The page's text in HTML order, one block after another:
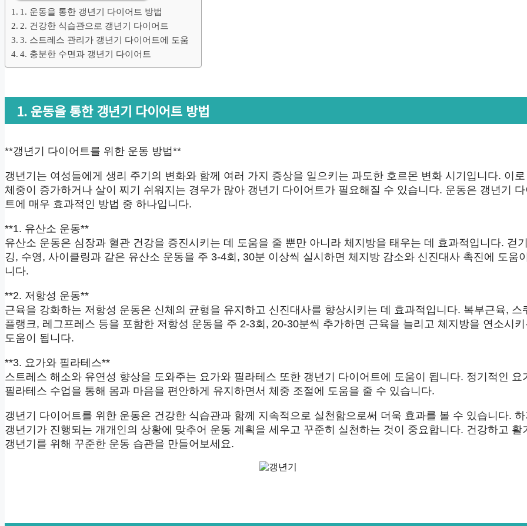
1. 운동을 통한 갱년기 다이어트 방법
2. 건강한 식습관으로 갱년기 다이어트
3. 스트레스 관리가 갱년기 다이어트에 도움
4. 충분한 수면과 갱년기 다이어트
1. 운동을 통한 갱년기 다이어트 방법
**갱년기 다이어트를 위한 운동 방법**
갱년기는 여성들에게 생리 주기의 변화와 함께 여러 가지 증상을 일으키는 과도한 호르몬 변화 시기입니다. 이로
체중이 증가하거나 살이 찌기 쉬워지는 경우가 많아 갱년기 다이어트가 필요해질 수 있습니다. 운동은 갱년기 다
트에 매우 효과적인 방법 중 하나입니다.
**1. 유산소 운동**
유산소 운동은 심장과 혈관 건강을 증진시키는 데 도움을 줄 뿐만 아니라 체지방을 태우는 데 효과적입니다. 걷
깅, 수영, 사이클링과 같은 유산소 운동을 주 3-4회, 30분 이상씩 실시하면 체지방 감소와 신진대사 촉진에 도움
니다.
**2. 저항성 운동**
근육을 강화하는 저항성 운동은 신체의 균형을 유지하고 신진대사를 향상시키는 데 효과적입니다. 복부근육, 스
플랭크, 레그프레스 등을 포함한 저항성 운동을 주 2-3회, 20-30분씩 추가하면 근육을 늘리고 체지방을 연소시키
도움이 됩니다.
**3. 요가와 필라테스**
스트레스 해소와 유연성 향상을 도와주는 요가와 필라테스 또한 갱년기 다이어트에 도움이 됩니다. 정기적인 요
필라테스 수업을 통해 몸과 마음을 편안하게 유지하면서 체중 조절에 도움을 줄 수 있습니다.
갱년기 다이어트를 위한 운동은 건강한 식습관과 함께 지속적으로 실천함으로써 더욱 효과를 볼 수 있습니다.
갱년기가 진행되는 개개인의 상황에 맞추어 운동 계획을 세우고 꾸준히 실천하는 것이 중요합니다. 건강하고 활
갱년기를 위해 꾸준한 운동 습관을 만들어보세요.